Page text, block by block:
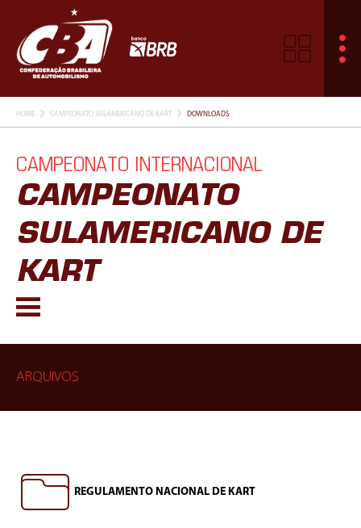
HOME CAMPEONATO SULAMERICANO DE KART DOWNLOADS
CAMPEONATO INTERNACIONAL
CAMPEONATO
SULAMERICANO DE
KART
ARQUIVOS
REGULAMENTO NACIONAL DE KART